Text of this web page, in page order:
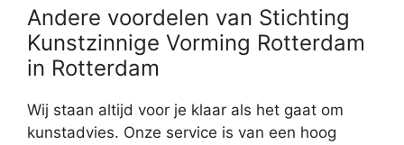
Andere voordelen van Stichting
Kunstzinnige Vorming Rotterdam
in Rotterdam
Wij staan altijd voor je klaar als het gaat om
kunstadvies. Onze service is van een hoog